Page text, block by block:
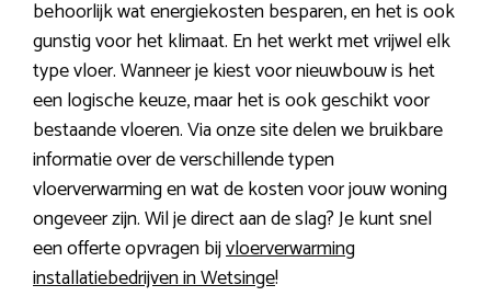
behoorlijk wat energiekosten besparen, en het is ook
gunstig voor het klimaat. En het werkt met vrijwel elk
type vloer. Wanneer je kiest voor nieuwbouw is het
een logische keuze, maar het is ook geschikt voor
bestaande vloeren. Via onze site delen we bruikbare
informatie over de verschillende typen
vloerverwarming en wat de kosten voor jouw woning
ongeveer zijn. Wil je direct aan de slag? Je kunt snel
een offerte opvragen bijvloerverwarming
installatiebedrijven in Wetsinge!